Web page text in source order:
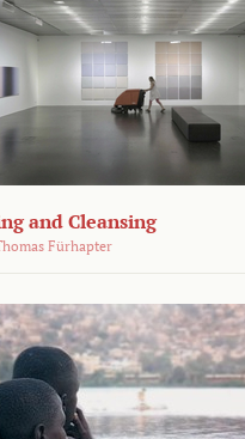
and Cleansing
Fürhapter